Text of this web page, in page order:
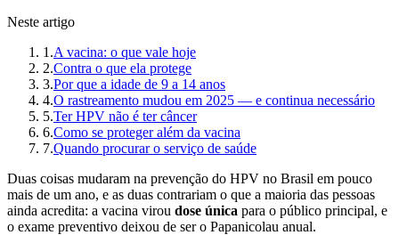
Neste artigo
1 .A vacina: o que vale hoje
2.Contra o que ela protege
3.Por que a idade de 9 a 14 anos
4.O rastreamento mudou em 2025 — e continua necessário
5.Ter HPV não é ter câncer
6.Como se proteger além da vacina
7.Quando procurar o serviço de saúde
Duas coisas mudaram na prevenção do HPV no Brasil em pouco
mais de um ano, e as duas contrariam o que a maioria das pessoas
ainda acredita: a vacina virou dose única para o público principal, e
o exame preventivo deixou de ser o Papanicolau anual.